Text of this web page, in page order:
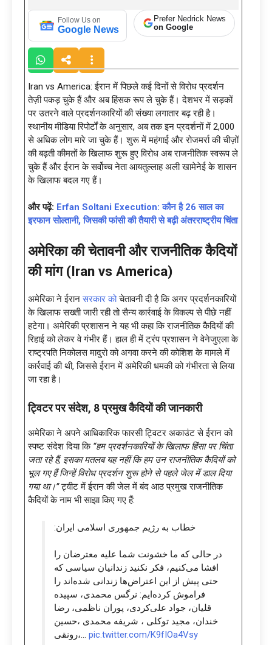
Follow Us on
Google News
Prefer Nedrick News
on Google
Iran vs America: ईरान में पिछले कई दिनों से विरोध प्रदर्शन
तेज़ी पकड़ चुके हैं और अब हिंसक रूप ले चुके हैं। देशभर में सड़कों
पर उतरने वाले प्रदर्शनकारियों की संख्या लगातार बढ़ रही है।
स्थानीय मीडिया रिपोर्टों के अनुसार, अब तक इन प्रदर्शनों में 2,000
से अधिक लोग मारे जा चुके हैं। शुरू में महंगाई और रोजमर्रा की चीज़ों
की बढ़ती कीमतों के खिलाफ शुरू हुए विरोध अब राजनीतिक स्वरूप ले
चुके हैं और ईरान के सर्वोच्च नेता आयतुल्लाह अली खामेनेई के शासन
के खिलाफ बदल गए हैं।
और पढ़ें: Erfan Soltani Execution: कौन है 26 साल का
इरफान सोल्तानी, जिसकी फांसी की तैयारी से बढ़ी अंतरराष्ट्रीय चिंता
अमेरिका की चेतावनी और राजनीतिक कैदियों
की मांग (Iran vs America)
अमेरिका ने ईरानसरकार कोचेतावनी दी है कि अगर प्रदर्शनकारियों
के खिलाफ सख्ती जारी रही तो सैन्य कार्रवाई के विकल्प से पीछे नहीं
हटेगा। अमेरिकी प्रशासन ने यह भी कहा कि राजनीतिक कैदियों की
रिहाई को लेकर वे गंभीर हैं। हाल ही में ट्रंप प्रशासन ने वेनेजुएला के
राष्ट्रपति निकोलस मादुरो को अगवा करने की कोशिश के मामले में
कार्रवाई की थी, जिससे ईरान में अमेरिकी धमकी को गंभीरता से लिया
जा रहा है।
ट्विटर पर संदेश, 8 प्रमुख कैदियों की जानकारी
अमेरिका ने अपने आधिकारिक फारसी ट्विटर अकाउंट से ईरान को
स्पष्ट संदेश दिया कि “हम प्रदर्शनकारियों के खिलाफ हिंसा पर चिंता
जता रहे हैं, इसका मतलब यह नहीं कि हम उन राजनीतिक कैदियों को
भूल गए हैं जिन्हें विरोध प्रदर्शन शुरू होने से पहले जेल में डाल दिया
गया था।”ट्वीट में ईरान की जेल में बंद आठ प्रमुख राजनीतिक
कैदियों के नाम भी साझा किए गए हैं:
خطاب به رژیم جمهوری اسلامی ایران:
در حالی که ما خشونت شما علیه معترضان را
افشا می‌کنیم، فکر نکنید زندانیان سیاسی که
حتی پیش از این اعتراض‌ها زندانی شده‌اند را
فراموش کرده‌ایم: نرگس محمدی، سپیده
قلیان، جواد علی‌کردی، پوران ناظمی، رضا
خندان، مجید توکلی ، شریفه محمدی ،حسین
رونقی،… pic.twitter.com/K9fIOa4Vsy